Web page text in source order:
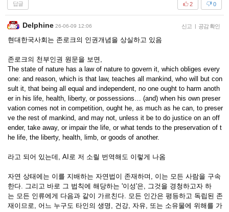
답글 0
2
Delphine 26-06-09 12:06 신고 | 공감 확인
현대한국사회는 존로크의 인권개념을 상실하고 있음
존로크의 천부인권 원문을 보면,
The state of nature has a law of nature to govern it, which obliges every
one: and reason, which is that law, teaches all mankind, who will but con
sult it, that being all equal and independent, no one ought to harm anoth
er in his life, health, liberty, or possessions… (and) when his own preser
vation comes not in competition, ought he, as much as he can, to preser
ve the rest of mankind, and may not, unless it be to do justice on an off
ender, take away, or impair the life, or what tends to the preservation of t
he life, the liberty, health, limb, or goods of another.
라고 되어 있는데, AI로 저 소릴 번역해도 이렇게 나옴
자연 상태에는 이를 지배하는 자연법이 존재하며, 이는 모든 사람을 구속
한다. 그리고 바로 그 법칙에 해당하는 '이성'은, 그것을 경청하고자 하
는 모든 인류에게 다음과 같이 가르친다. 모든 인간은 평등하고 독립된 존
재이므로, 어느 누구도 타인의 생명, 건강, 자유, 또는 소유물에 위해를 가